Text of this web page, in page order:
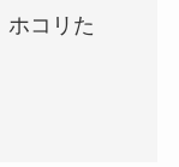
ホコリた